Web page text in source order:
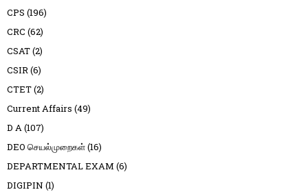
CPS (196)
CRC (62)
CSAT(2)
CSIR(6)
CTET(2)
Current Affairs (49)
D A(107)
DEO செயல்முறைகள்(16)
DEPARTMENTAL EXAM (6)
DIGIPIN (1)